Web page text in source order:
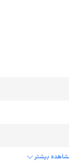
بیشتر